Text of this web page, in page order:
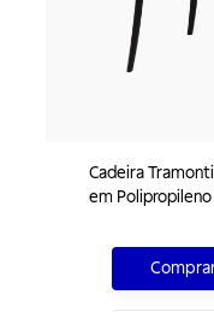
Cadeira
em